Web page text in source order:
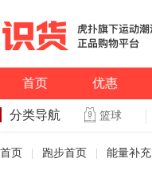
首页 优惠
分类导航 篮球
首页 跑步首页 能量补充